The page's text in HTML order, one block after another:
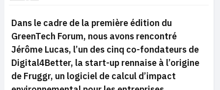
Dans le cadre de la première édition du
GreenTech Forum, nous avons rencontré
Jérôme Lucas, l’un des cinq co-fondateurs de
Digital4Better, la start-up rennaise à l’origine
de Fruggr, un logiciel de calcul d’impact